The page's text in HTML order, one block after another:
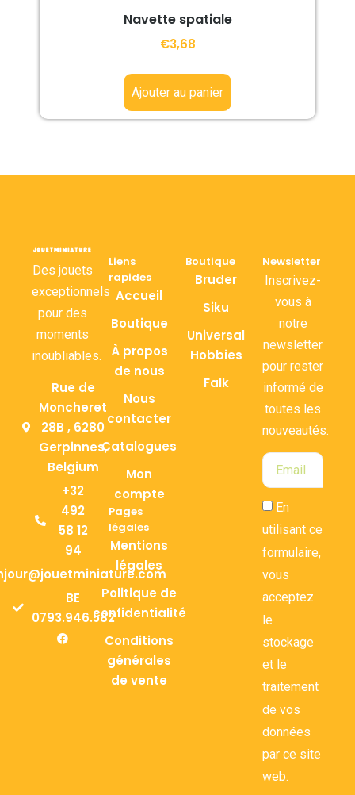
Navette spatiale
€3,68
Ajouter au panier
Des jouets
exceptionnels
pour des
moments
inoubliables.
Rue de
Moncheret
28B , 6280
Gerpinnes,
Belgium
+32
492
58 12
94
BE
0793.946.582
Liens
rapides
Accueil
Boutique
À propos
de nous
Nous
contacter
Catalogues
Mon
compte
Pages
légales
Mentions
légales
Politique de
confidentialité
Conditions
générales
de vente
Boutique
Bruder
Siku
Universal
Hobbies
Falk
Newsletter
Inscrivez-
vous à
notre
newsletter
pour rester
informé de
toutes les
nouveautés.
En
utilisant ce
formulaire,
vous
acceptez
le
stockage
et le
traitement
de vos
données
par ce site
web.